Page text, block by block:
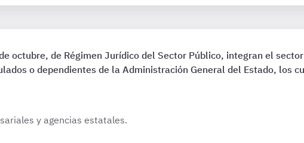
octubre, de Régimen Jurídico del Sector Público, integran el
o dependientes de la Administración General del Estado, los
y agencias estatales.